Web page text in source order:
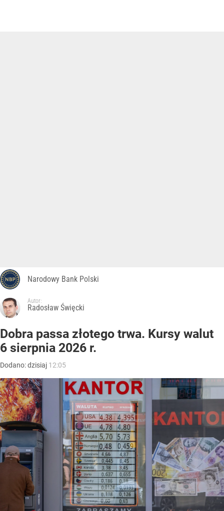
Narodowy Bank Polski
Autor:
Radosław Święcki
Dobra passa złotego trwa. Kursy walut
6 sierpnia 2026 r.
Dodano:dzisiaj 12:05